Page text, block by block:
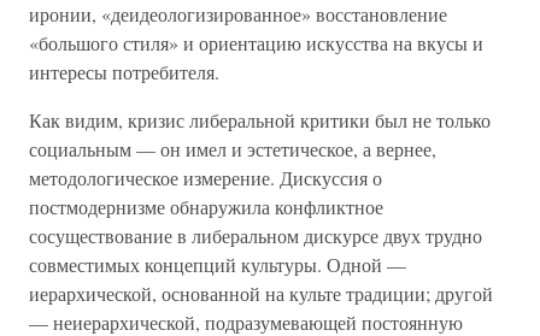
иронии, «деидеологизированное» восстановление
«большого стиля» и ориентацию искусства на вкусы и
интересы потребителя.
Как видим, кризис либеральной критики был не только
социальным — он имел и эстетическое, а вернее,
методологическое измерение. Дискуссия о
постмодернизме обнаружила конфликтное
сосуществование в либеральном дискурсе двух трудно
совместимых концепций культуры. Одной —
иерархической, основанной на культе традиции; другой
— неиерархической, подразумевающей постоянную